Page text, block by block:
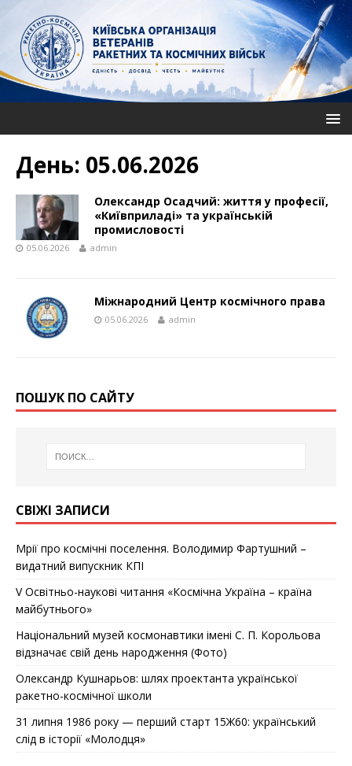
День: 05.06.2026
Олександр Осадчий: життя у професії,
«Київприладі» та українській
промисловості
05.06.2026 admin
Міжнародний Центр космічного права
05.06.2026 admin
ПОШУК ПО САЙТУ
СВІЖІ ЗАПИСИ
Мрії про космічні поселення. Володимир Фартушний –
видатний випускник КПІ
V Освітньо-наукові читання «Космічна Україна – країна
майбутнього»
Національний музей космонавтики імені С. П. Корольова
відзначає cвій день народження (Фото)
Олександр Кушнарьов: шлях проектанта української
ракетно-космічної школи
31 липня 1986 року — перший старт 15Ж60: український
слід в історії «Молодця»